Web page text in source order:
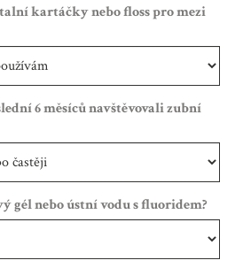
kartáčky nebo floss pro mezi
6 měsíců navštěvovali zubní
gél nebo ústní vodu s fluoridem?